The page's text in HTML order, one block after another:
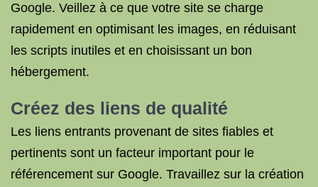
Google. Veillez à ce que votre site se charge
rapidement en optimisant les images, en réduisant
les scripts inutiles et en choisissant un bon
hébergement.
Créez des liens de qualité
Les liens entrants provenant de sites fiables et
pertinents sont un facteur important pour le
référencement sur Google. Travaillez sur la création